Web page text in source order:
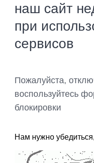
наш сайт
при
сервисов
Пожалуйста,
воспользуйтесь
блокировки
Нам нужно